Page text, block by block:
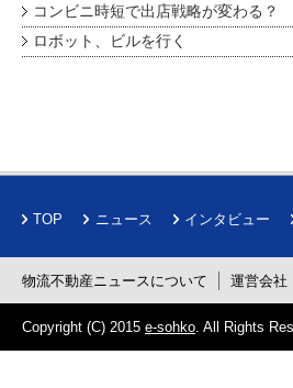
コンビニ時短で出店戦略が変わる？
ロボット、ビルを行く
TOP ニュース インタビュー
物流不動産ニュースについて 運営会社
Copyright (C) 2015 e-sohko. All Rights